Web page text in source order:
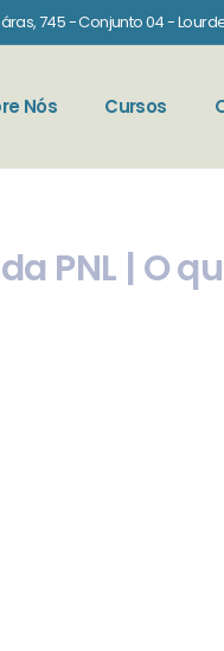
745 - Conjunto 04 -
Nós Cursos
PNL | O